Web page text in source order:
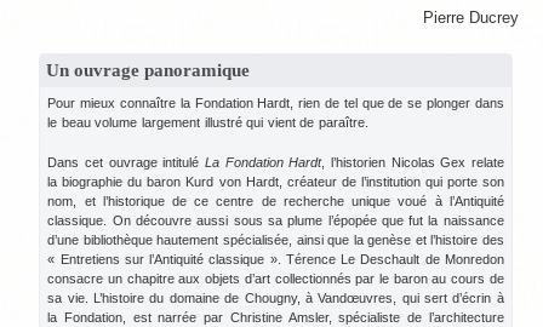
Pierre Ducrey
Un ouvrage panoramique
Pour mieux connaître la Fondation Hardt, rien de tel que de se plonger dans
le beau volume largement illustré qui vient de paraître.
Dans cet ouvrage intitulé La Fondation Hardt, l’historien Nicolas Gex relate
la biographie du baron Kurd von Hardt, créateur de l’institution qui porte son
nom, et l’historique de ce centre de recherche unique voué à l’Antiquité
classique. On découvre aussi sous sa plume l’épopée que fut la naissance
d’une bibliothèque hautement spécialisée, ainsi que la genèse et l’histoire des
« Entretiens sur l’Antiquité classique ». Térence Le Deschault de Monredon
consacre un chapitre aux objets d’art collectionnés par le baron au cours de
sa vie. L’histoire du domaine de Chougny, à Vandœuvres, qui sert d’écrin à
la Fondation, est narrée par Christine Amsler, spécialiste de l’architecture